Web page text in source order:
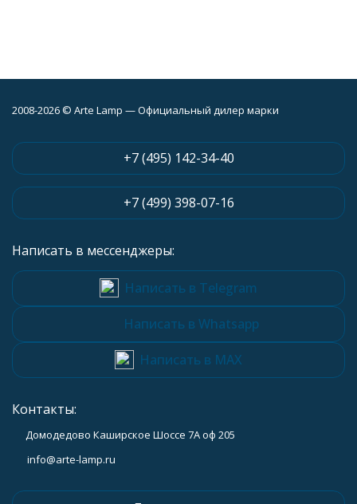
2008-2026 © Arte Lamp — Официальный дилер марки
+7 (495) 142-34-40
+7 (499) 398-07-16
Написать в мессенджеры:
Написать в Telegram
Написать в Whatsapp
Написать в MAX
Контакты:
Домодедово Каширское Шоссе 7А оф 205
info@arte-lamp.ru